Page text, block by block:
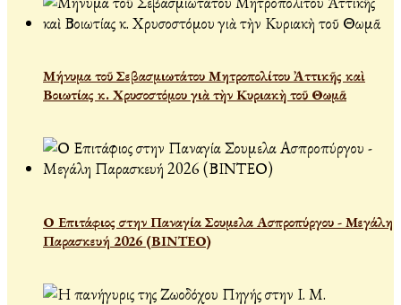
Μήνυμα τοῦ Σεβασμιωτάτου Μητροπολίτου Ἀττικῆς καὶ
Βοιωτίας κ. Χρυσοστόμου γιὰ τὴν Κυριακὴ τοῦ Θωμᾶ
Ο Επιτάφιος στην Παναγία Σουμελα Ασπροπύργου - Μεγάλη
Παρασκευή 2026 (ΒΙΝΤΕΟ)